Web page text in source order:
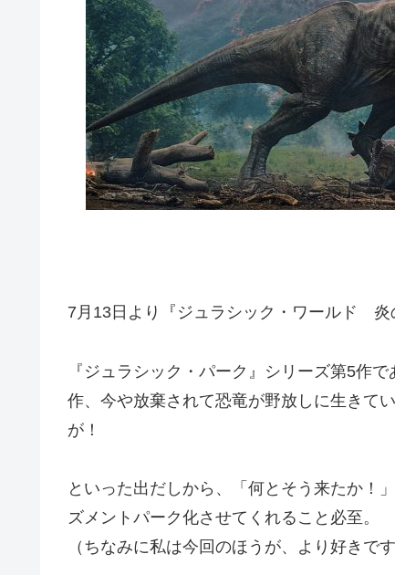
7月13日より『ジュラシック・ワールド 炎
『ジュラシック・パーク』シリーズ第5作
作、今や放棄されて恐竜が野放しに生きて
が！
といった出だしから、「何とそう来たか！
ズメントパーク化させてくれること必至。
（ちなみに私は今回のほうが、より好きです